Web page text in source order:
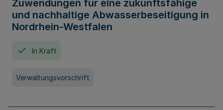
Zuwendungen für eine zukunftsfähige
und nachhaltige Abwasserbeseitigung in
Nordrhein-Westfalen
In Kraft
Verwaltungsvorschrift